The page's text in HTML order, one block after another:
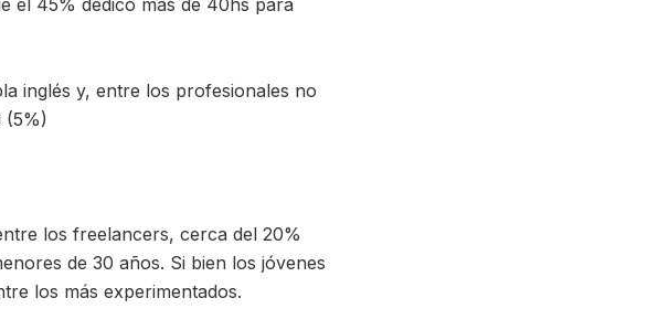
el 45% dedicó más de 40hs para
inglés y, entre los profesionales no
(5%)
los freelancers, cerca del 20%
de 30 años. Si bien los jóvenes
los más experimentados.